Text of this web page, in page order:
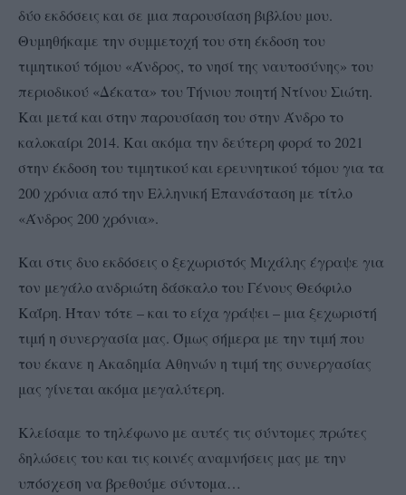
δύο εκδόσεις και σε μια παρουσίαση βιβλίου μου.
Θυμηθήκαμε την συμμετοχή του στη έκδοση του
τιμητικού τόμου «Άνδρος, το νησί της ναυτοσύνης» του
περιοδικού «Δέκατα» του Τήνιου ποιητή Ντίνου Σιώτη.
Και μετά και στην παρουσίαση του στην Άνδρο το
καλοκαίρι 2014. Και ακόμα την δεύτερη φορά το 2021
στην έκδοση του τιμητικού και ερευνητικού τόμου για τα
200 χρόνια από την Ελληνική Επανάσταση με τίτλο
«Άνδρος 200 χρόνια».
Και στις δυο εκδόσεις ο ξεχωριστός Μιχάλης έγραψε για
τον μεγάλο ανδριώτη δάσκαλο του Γένους Θεόφιλο
Καΐρη. Ήταν τότε – και το είχα γράψει – μια ξεχωριστή
τιμή η συνεργασία μας. Όμως σήμερα με την τιμή που
του έκανε η Ακαδημία Αθηνών η τιμή της συνεργασίας
μας γίνεται ακόμα μεγαλύτερη.
Κλείσαμε το τηλέφωνο με αυτές τις σύντομες πρώτες
δηλώσεις του και τις κοινές αναμνήσεις μας με την
υπόσχεση να βρεθούμε σύντομα…